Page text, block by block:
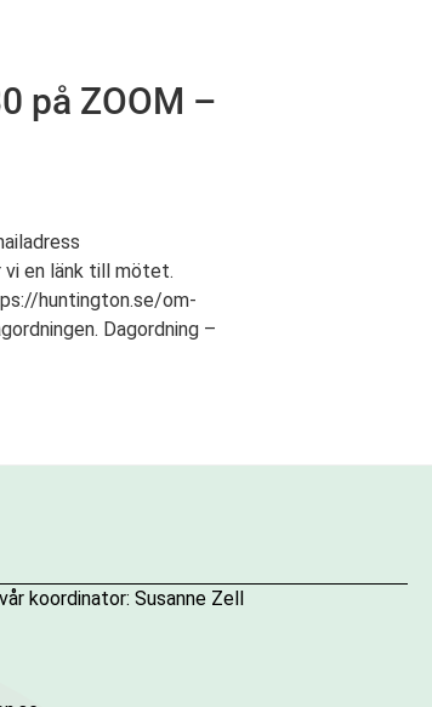
på ZOOM –
vi en länk till mötet.
huntington.se/om-
Dagordning –
i RHS
koordinator: Susanne Zell